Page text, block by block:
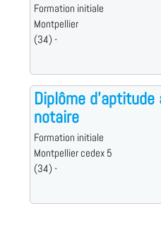
Formation initiale
Montpellier
(34) -
Diplôme
notaire
Formation initiale
Montpellier cedex 5
(34) -